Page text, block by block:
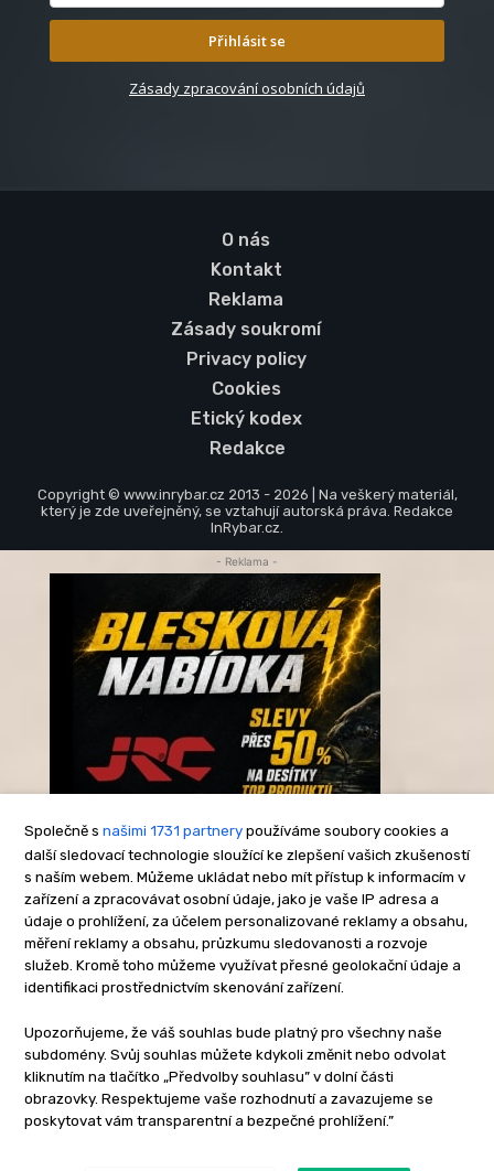
Přihlásit se
Zásady zpracování osobních údajů
O nás
Kontakt
Reklama
Zásady soukromí
Privacy policy
Cookies
Etický kodex
Redakce
Copyright © www.inrybar.cz 2013 - 2026 | Na veškerý materiál,
který je zde uveřejněný, se vztahují autorská práva. Redakce
InRybar.cz.
Společně s našimi 1731 partnery používáme soubory cookies a
další sledovací technologie sloužící ke zlepšení vašich zkušeností
s naším webem. Můžeme ukládat nebo mít přístup k informacím v
zařízení a zpracovávat osobní údaje, jako je vaše IP adresa a
údaje o prohlížení, za účelem personalizované reklamy a obsahu,
měření reklamy a obsahu, průzkumu sledovanosti a rozvoje
služeb. Kromě toho můžeme využívat přesné geolokační údaje a
identifikaci prostřednictvím skenování zařízení.
Upozorňujeme, že váš souhlas bude platný pro všechny naše
subdomény. Svůj souhlas můžete kdykoli změnit nebo odvolat
kliknutím na tlačítko „Předvolby souhlasu” v dolní části
obrazovky. Respektujeme vaše rozhodnutí a zavazujeme se
poskytovat vám transparentní a bezpečné prohlížení.”
- Reklama -
-Reklama-